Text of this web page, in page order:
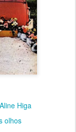
Aline Higa
olhos